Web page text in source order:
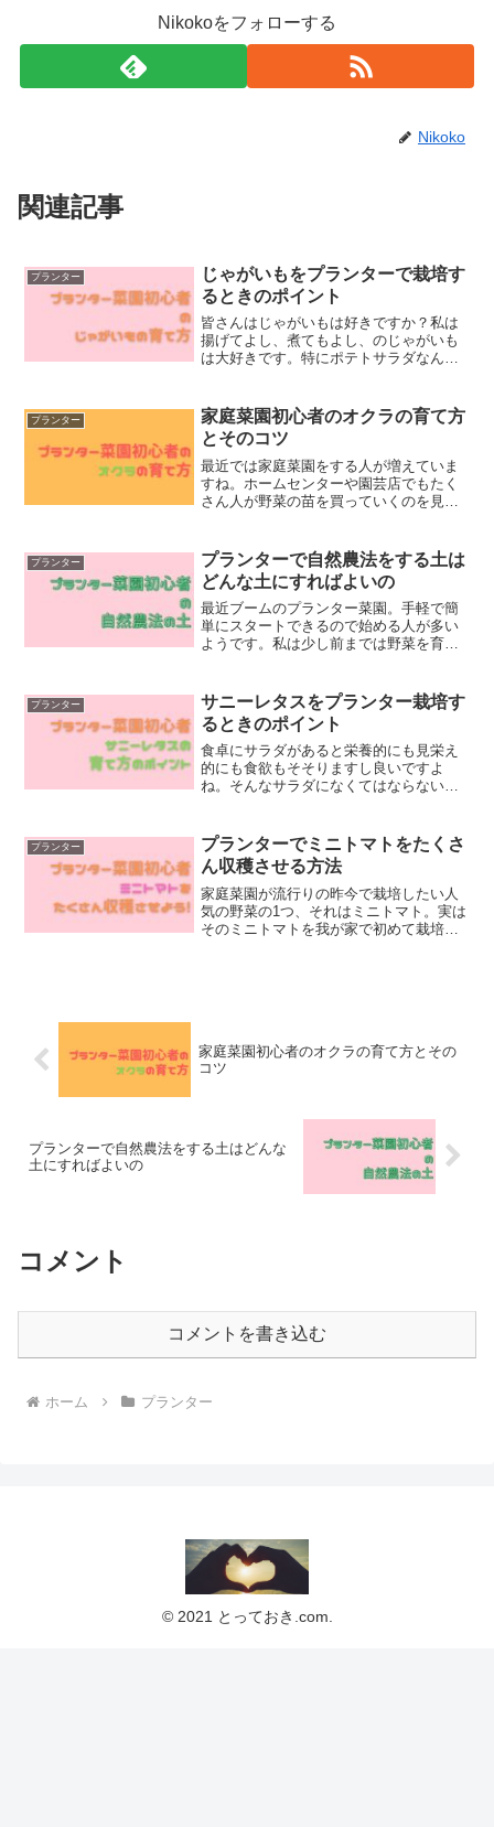
Nikokoをフォローする
Nikoko
関連記事
プランター
じゃがいもをプランターで栽培す
るときのポイント
皆さんはじゃがいもは好きですか？私は
揚げてよし、煮てもよし、のじゃがいも
は大好きです。特にポテトサラダなんか
たら皮まで食べられちゃますよ。料理に
関してこんな万能野菜は無...
プランター
家庭菜園初心者のオクラの育て方
とそのコツ
最近では家庭菜園をする人が増えていま
すね。ホームセンターや園芸店でもたく
さん人が野菜の苗を買っていくのを見か
から収穫までの流れをコツなどを含めて
まとめていますのでご覧に...
プランター
プランターで自然農法をする土は
どんな土にすればよいの
最近ブームのプランター菜園。手軽で簡
単にスタートできるので始める人が多い
ようです。私は少し前までは野菜を育て
ランター菜園をはじめてました。きっか
けは農薬も、肥料も使わな...
プランター
サニーレタスをプランター栽培す
るときのポイント
食卓にサラダがあると栄養的にも見栄え
的にも食欲もそそりますし良いですよ
ね。そんなサラダになくてはならないサ
べることを想像してのサニーレタスを育
ててみました。サニーレタス...
プランター
プランターでミニトマトをたくさ
ん収穫させる方法
家庭菜園が流行りの昨今で栽培したい人
気の野菜の1つ、それはミニトマト。実は
そのミニトマトを我が家で初めて栽培し
家庭菜園初心者のオクラの育て方とその
コツ
プランターで自然農法をする土はどんな
土にすればよいの
コメント
コメントを書き込む
ホーム プランター
© 2021 とっておき.com.